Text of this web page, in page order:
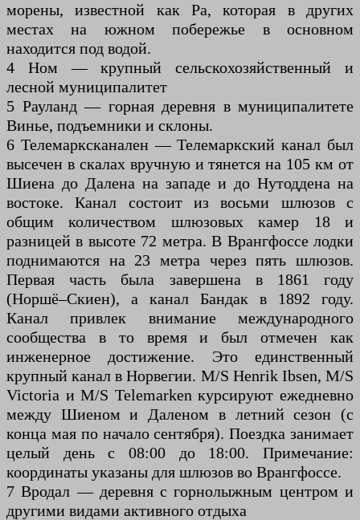
морены, известной как Ра, которая в других
местах на южном побережье в основном
находится под водой.
4 Ном — крупный сельскохозяйственный и
лесной муниципалитет
5 Рауланд — горная деревня в муниципалитете
Винье, подъемники и склоны.
6 Телемарксканален — Телемаркский канал был
высечен в скалах вручную и тянется на 105 км от
Шиена до Далена на западе и до Нутоддена на
востоке. Канал состоит из восьми шлюзов с
общим количеством шлюзовых камер 18 и
разницей в высоте 72 метра. В Врангфоссе лодки
поднимаются на 23 метра через пять шлюзов.
Первая часть была завершена в 1861 году
(Норшё–Скиен), а канал Бандак в 1892 году.
Канал привлек внимание международного
сообщества в то время и был отмечен как
инженерное достижение. Это единственный
крупный канал в Норвегии. M/S Henrik Ibsen, M/S
Victoria и M/S Telemarken курсируют ежедневно
между Шиеном и Даленом в летний сезон (с
конца мая по начало сентября). Поездка занимает
целый день с 08:00 до 18:00. Примечание:
координаты указаны для шлюзов во Врангфоссе.
7 Вродал — деревня с горнолыжным центром и
другими видами активного отдыха